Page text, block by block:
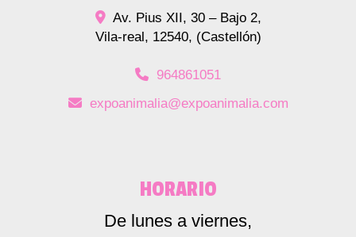
Av. Pius XII, 30 – Bajo 2,
Vila-real, 12540, (Castellón)
964861051
expoanimalia
expoanimalia.com
HORARIO
De lunes a viernes,